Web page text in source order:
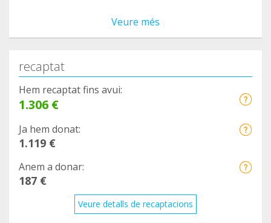
Veure més
recaptat
Hem recaptat fins avui:
1.306 €
Ja hem donat:
1.119 €
Anem a donar:
187 €
Veure detalls de recaptacions